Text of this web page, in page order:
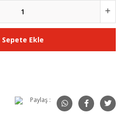
Sepete Ekle
Paylaş :